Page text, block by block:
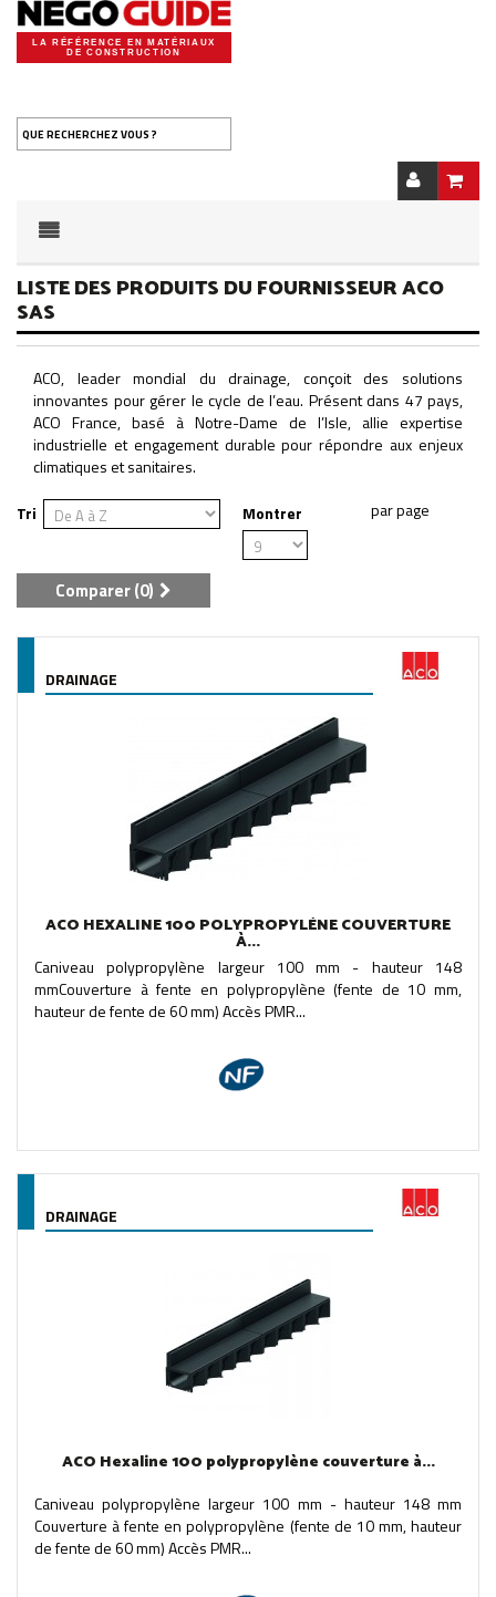
LA RÉFÉRENCE EN MATÉRIAUX
DE CONSTRUCTION
QUE RECHERCHEZ VOUS ?
LISTE DES PRODUITS DU FOURNISSEUR ACO
SAS
ACO, leader mondial du drainage, conçoit des solutions
innovantes pour gérer le cycle de l’eau. Présent dans 47 pays,
ACO France, basé à Notre-Dame de l’Isle, allie expertise
industrielle et engagement durable pour répondre aux enjeux
climatiques et sanitaires.
Tri
Montrer
Comparer (0)
DRAINAGE
ACO HEXALINE 100 POLYPROPYLÈNE COUVERTURE
À...
Caniveau polypropylène largeur 100 mm - hauteur 148
mmCouverture à fente en polypropylène (fente de 10 mm,
hauteur de fente de 60 mm) Accès PMR...
DRAINAGE
ACO Hexaline 100 polypropylène couverture à...
Caniveau polypropylène largeur 100 mm - hauteur 148 mm
Couverture à fente en polypropylène (fente de 10 mm, hauteur
de fente de 60 mm) Accès PMR...